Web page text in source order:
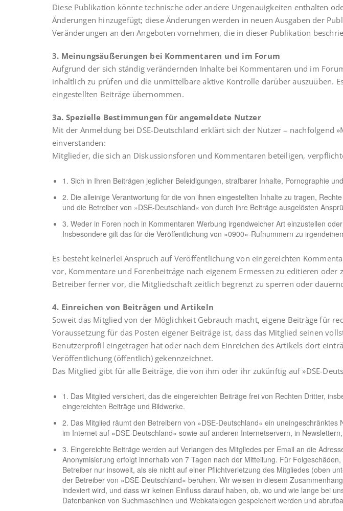
Diese Publikation könnte technische oder andere Ungenauigkeiten enthalten
Änderungen hinzugefügt; diese Änderungen werden in neuen Ausgaben der
Veränderungen an den Angeboten vornehmen, die in dieser Publikation
3. Meinungsäußerungen bei Kommentaren und im Forum
Aufgrund der sich ständig verändernden Inhalte bei Kommentaren und im
inhaltlich zu prüfen und die unmittelbare aktive Kontrolle darüber auszuüben.
eingestellten Beiträge übernommen.
3a. Spezielle Bestimmungen für angemeldete Nutzer
Mit der Anmeldung bei DSE-Deutschland erklärt sich der Nutzer –
einverstanden:
Mitglieder, die sich an Diskussionsforen und Kommentaren beteiligen,
1. Sich in Ihren Beiträgen jeglicher Beleidigungen, strafbarer Inhalte, Pornographie
2. Die alleinige Verantwortung für die von ihnen eingestellten Inhalte zu tragen,
und die Betreiber von »DSE-Deutschland« von durch ihre Beiträge ausgelösten
3. Weder in Foren noch in Kommentaren Werbung irgendwelcher Art einzustellen
Insbesondere gilt das für die Veröffentlichung von »0900«-Rufnummern zu
Es besteht keinerlei Anspruch auf Veröffentlichung von eingereichten
vor, Kommentare und Forenbeiträge nach eigenem Ermessen zu editieren
Betreiber ferner vor, die Mitgliedschaft zeitlich begrenzt zu sperren oder
4. Einreichen von Beiträgen und Artikeln
Soweit das Mitglied von der Möglichkeit Gebrauch macht, eigene Beiträge für
Voraussetzung für das Posten eigener Beiträge ist, dass das Mitglied seinen
Benutzerprofil eingetragen hat oder nach dem Einreichen des Artikels dort
Veröffentlichung (öffentlich) gekennzeichnet.
Das Mitglied gibt für alle Beiträge, die von ihm oder ihr zukünftig auf »DSE-
1. Das Mitglied versichert, das die eingereichten Beiträge frei von Rechten Dritter,
eingereichten Beiträge und Bildwerke.
2. Das Mitglied räumt den Betreibern von »DSE-Deutschland« ein
im Internet auf »DSE-Deutschland« sowie auf anderen Internetservern, in
3. Eingereichte Beiträge werden auf Verlangen des Mitgliedes per Email an die
Anonymisierung erfolgt innerhalb von 7 Tagen nach der Mitteilung. Für
Betreiber nur insoweit, als sie nicht auf einer Pflichtverletzung des Mitgliedes (oben
der Betreiber von »DSE-Deutschland« beruhen. Wir weisen in diesem
indexiert wird, und dass wir keinen Einfluss darauf haben, ob, wo und wie lange bei
Datenbanken von Suchmaschinen und Webkatalogen gespeichert werden und